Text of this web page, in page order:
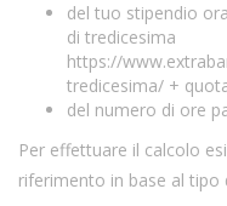
del tuo stipendio
di tredicesima
https://
tredicesima/ +
del numero di ore
Per effettuare il calcolo
riferimento in base al